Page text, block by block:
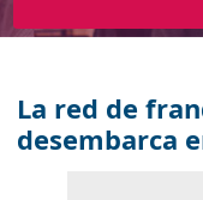
La red de
desembarca